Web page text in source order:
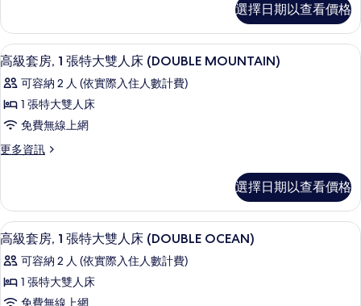
的
所
有
相
片
三
人
房
詳
情
選擇日期以查看價格
顯
示
高
級
套
房,
張
特
大
雙
人
床
高級寢具、舒適加層、客房內保險箱、
4
高級套房, 1 張特大雙人床 (DOUBLE MOUNTAIN)
可容納 2 人 (依實際入住人數計費)
1 張特大雙人床
免費無線上網
更多資訊
更
套
房,
1
特
大
選擇日期以查看價格
顯
示
高
級
高級寢具、舒適加層、客房內保險箱、
4
高級套房, 1 張特大雙人床 (DOUBLE OCEAN)
可容納 2 人 (依實際入住人數計費)
1 張特大雙人床
免費無線上網